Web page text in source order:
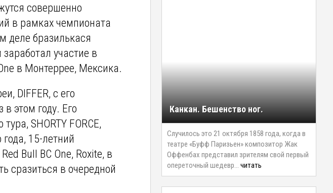
совершенно
в рамках чемпионата
деле бразилькася
участие в
в Монтеррее, Мексика.
DIFFER, с его
этом году. Его
SHORTY FORCE,
15-летний
Bull BC One, Roxite, в
сразиться в очередной
Канкан. Бешенство ног.
Случилось это 21 октября 1858 года, когда в
театре «Буфф Паризьен» композитор Жак
Оффенбах представил зрителям свой первый
опереточный шедевр… читать